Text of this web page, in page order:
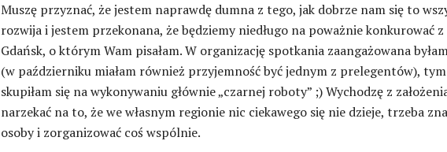
Muszę przyznać, że jestem naprawdę dumna z tego, jak dobrze nam się to
rozwija i jestem przekonana, że będziemy niedługo na poważnie konkurować
Gdańsk, o którym Wam pisałam. W organizację spotkania zaangażowana
(w październiku miałam również przyjemność być jednym z prelegentów),
skupiłam się na wykonywaniu głównie „czarnej roboty” ;) Wychodzę z
narzekać na to, że we własnym regionie nic ciekawego się nie dzieje, trzeba
osoby i zorganizować coś wspólnie.